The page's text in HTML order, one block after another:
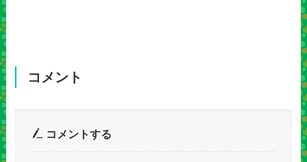
コメント
コメントする